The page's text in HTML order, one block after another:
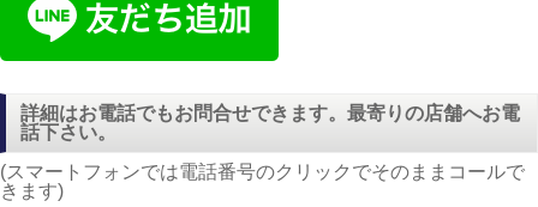
詳細はお電話でもお問合せできます。最寄りの店舗へお電
話下さい。
(スマートフォンでは電話番号のクリックでそのままコールで
きます)